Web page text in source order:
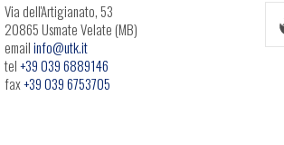
Via dell'Artigianato, 53
20865 Usmate Velate (MB)
emailinfo@utk.it
tel+39 039 6889146
fax+39 039 6753705